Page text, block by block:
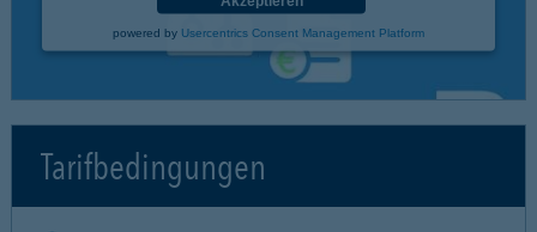
powered by Usercentrics Consent Management Platform
Tarifbedingungen